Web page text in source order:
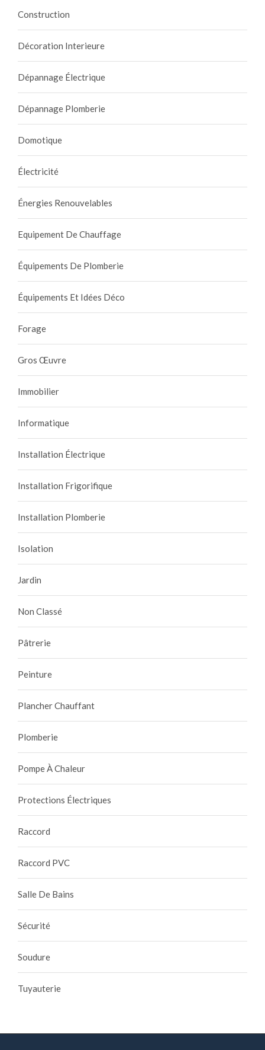
Construction
Décoration Interieure
Dépannage Électrique
Dépannage Plomberie
Domotique
Électricité
Énergies Renouvelables
Equipement De Chauffage
Équipements De Plomberie
Équipements Et Idées Déco
Forage
Gros Œuvre
Immobilier
Informatique
Installation Électrique
Installation Frigorifique
Installation Plomberie
Isolation
Jardin
Non Classé
Pâtrerie
Peinture
Plancher Chauffant
Plomberie
Pompe À Chaleur
Protections Électriques
Raccord
Raccord PVC
Salle De Bains
Sécurité
Soudure
Tuyauterie